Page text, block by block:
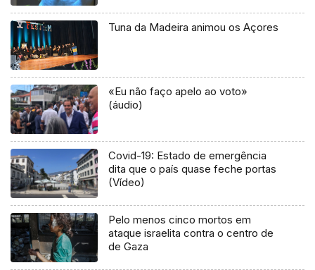
Tuna da Madeira animou os Açores
«Eu não faço apelo ao voto»
(áudio)
Covid-19: Estado de emergência
dita que o país quase feche portas
(Vídeo)
Pelo menos cinco mortos em
ataque israelita contra o centro de
de Gaza